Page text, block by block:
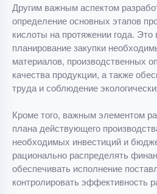
Другим важным аспектом
определение основных этапов
кислоты на протяжении года. Это
планирование закупки
материалов, производственных
качества продукции, а также
труда и соблюдение
Кроме того, важным элементом
плана действующего
необходимых инвестиций и
рационально распределять
обеспечивать исполнение
контролировать эффективность